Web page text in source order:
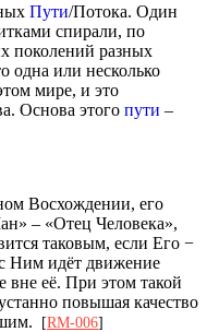
Пути/Потока. Один
спирали, по
поколений разных
одна или несколько
мире, и это
Основа этого пути –
Восхождении, его
– «Отец Человека»,
таковым, если Его −
Ним идёт движение
вне её. При этом такой
повышая качество
[RM-006]